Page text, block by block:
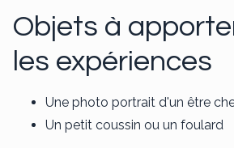
Objets à
les expériences
Une photo portrait d'un être
Un petit coussin ou un foulard